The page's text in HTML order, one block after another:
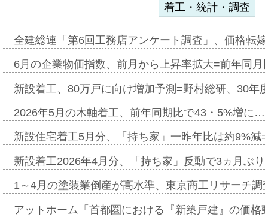
着工・統計・調査
全建総連「第6回工務店アンケート調査」、価格転
6月の企業物価指数、前月から上昇率拡大=前年同
新設着工、80万戸に向け増加予測=野村総研、30年
2026年5月の木軸着工、前年同期比で43・5%増に…
新設住宅着工5月分、「持ち家」一昨年比は約9%
新設着工2026年4月分、「持ち家」反動で3ヵ月ぶ
1～4月の塗装業倒産が高水準、東京商工リサーチ
アットホーム「首都圏における『新築戸建』の価